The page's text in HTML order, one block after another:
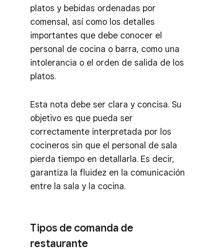
platos y bebidas ordenadas por
comensal, así como los detalles
importantes que debe conocer el
personal de cocina o barra, como una
intolerancia o el orden de salida de los
platos.
Esta nota debe ser clara y concisa. Su
objetivo es que pueda ser
correctamente interpretada por los
cocineros sin que el personal de sala
pierda tiempo en detallarla. Es decir,
garantiza la fluidez en la comunicación
entre la sala y la cocina.
Tipos de comanda de
restaurante